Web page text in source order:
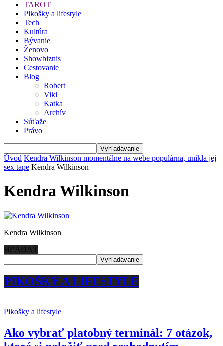
TAROT
Pikošky a lifestyle
Tech
Kultúra
Bývanie
Ženovo
Showbiznis
Cestovanie
Blog
Robert
Viki
Katka
Archív
Súťaže
Právo
Úvod Kendra Wilkinson momentálne na webe populárna, unikla jej
sex tape Kendra Wilkinson
Kendra Wilkinson
Kendra Wilkinson
HĽADAŤ
PIKOŠKY A LIFESTYLE
Pikošky a lifestyle
Ako vybrať platobný terminál: 7 otázok,